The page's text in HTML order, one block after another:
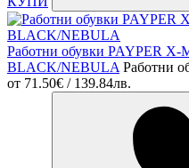
Работни обувки PAYPER X-
BLACK/NEBULA Работни
от 71.50€ / 139.84лв.